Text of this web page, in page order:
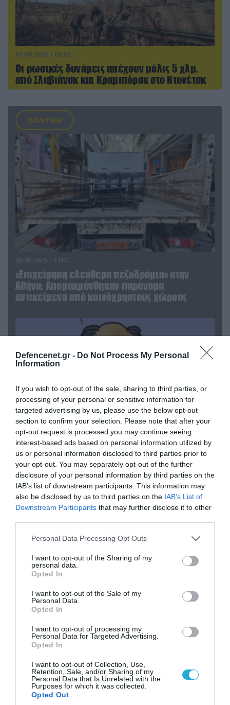
Defencenet.gr - Do Not Process My Personal
Information
If you wish to opt-out of the sale, sharing to third parties, or
processing of your personal or sensitive information for
targeted advertising by us, please use the below opt-out
section to confirm your selection. Please note that after your
opt-out request is processed you may continue seeing
interest-based ads based on personal information utilized by
us or personal information disclosed to third parties prior to
your opt-out. You may separately opt-out of the further
disclosure of your personal information by third parties on the
IAB’s list of downstream participants. This information may
also be disclosed by us to third parties on the IAB’s List of
Downstream Participants that may further disclose it to other
Please note that this website/app uses one or more Google
not limited to your visit or usage behaviour. You may click to
grant or deny consent to Google and its third-party tags to
use your data for below specified purposes in below Google
consent section.
Personal Data Processing Opt Outs
I want to opt-out of the Sharing of my
personal data.
Opted In
I want to opt-out of the Sale of my
Personal Data.
Opted In
I want to opt-out of processing my
Personal Data for Targeted Advertising.
Opted In
I want to opt-out of Collection, Use,
Retention, Sale, and/or Sharing of my
Personal Data that Is Unrelated with the
Purposes for which it was collected.
Opted Out
07.08.2026 | 08:02
Οι ρωσικές δυνάμεις απέχουν μόλις 5 χλμ.
από Σλαβιάνσκ και Κραματόρσκ στο Ντονέτσκ
ΠΟΛΙΤΙΚΗ
06.08.2026 | 14:02
«Επιχείρηση ελεύθερα πεζοδρόμια» στην
Αθήνα: Απομακρύνθηκαν παράνομα
αντικείμενα από κοινόχρηστους χώρους
06.08.2026 | 09:03
«Οι εντελώς αθώοι»: Η ανάρτηση του Αρκά για
τα ζώα που χάθηκαν στις πυρκαγιές της
Αττικής (φωτο)
04.08.2026 | 15:02
Αυτή την ώρα το τελευταίο «αντίο» στον πρώην